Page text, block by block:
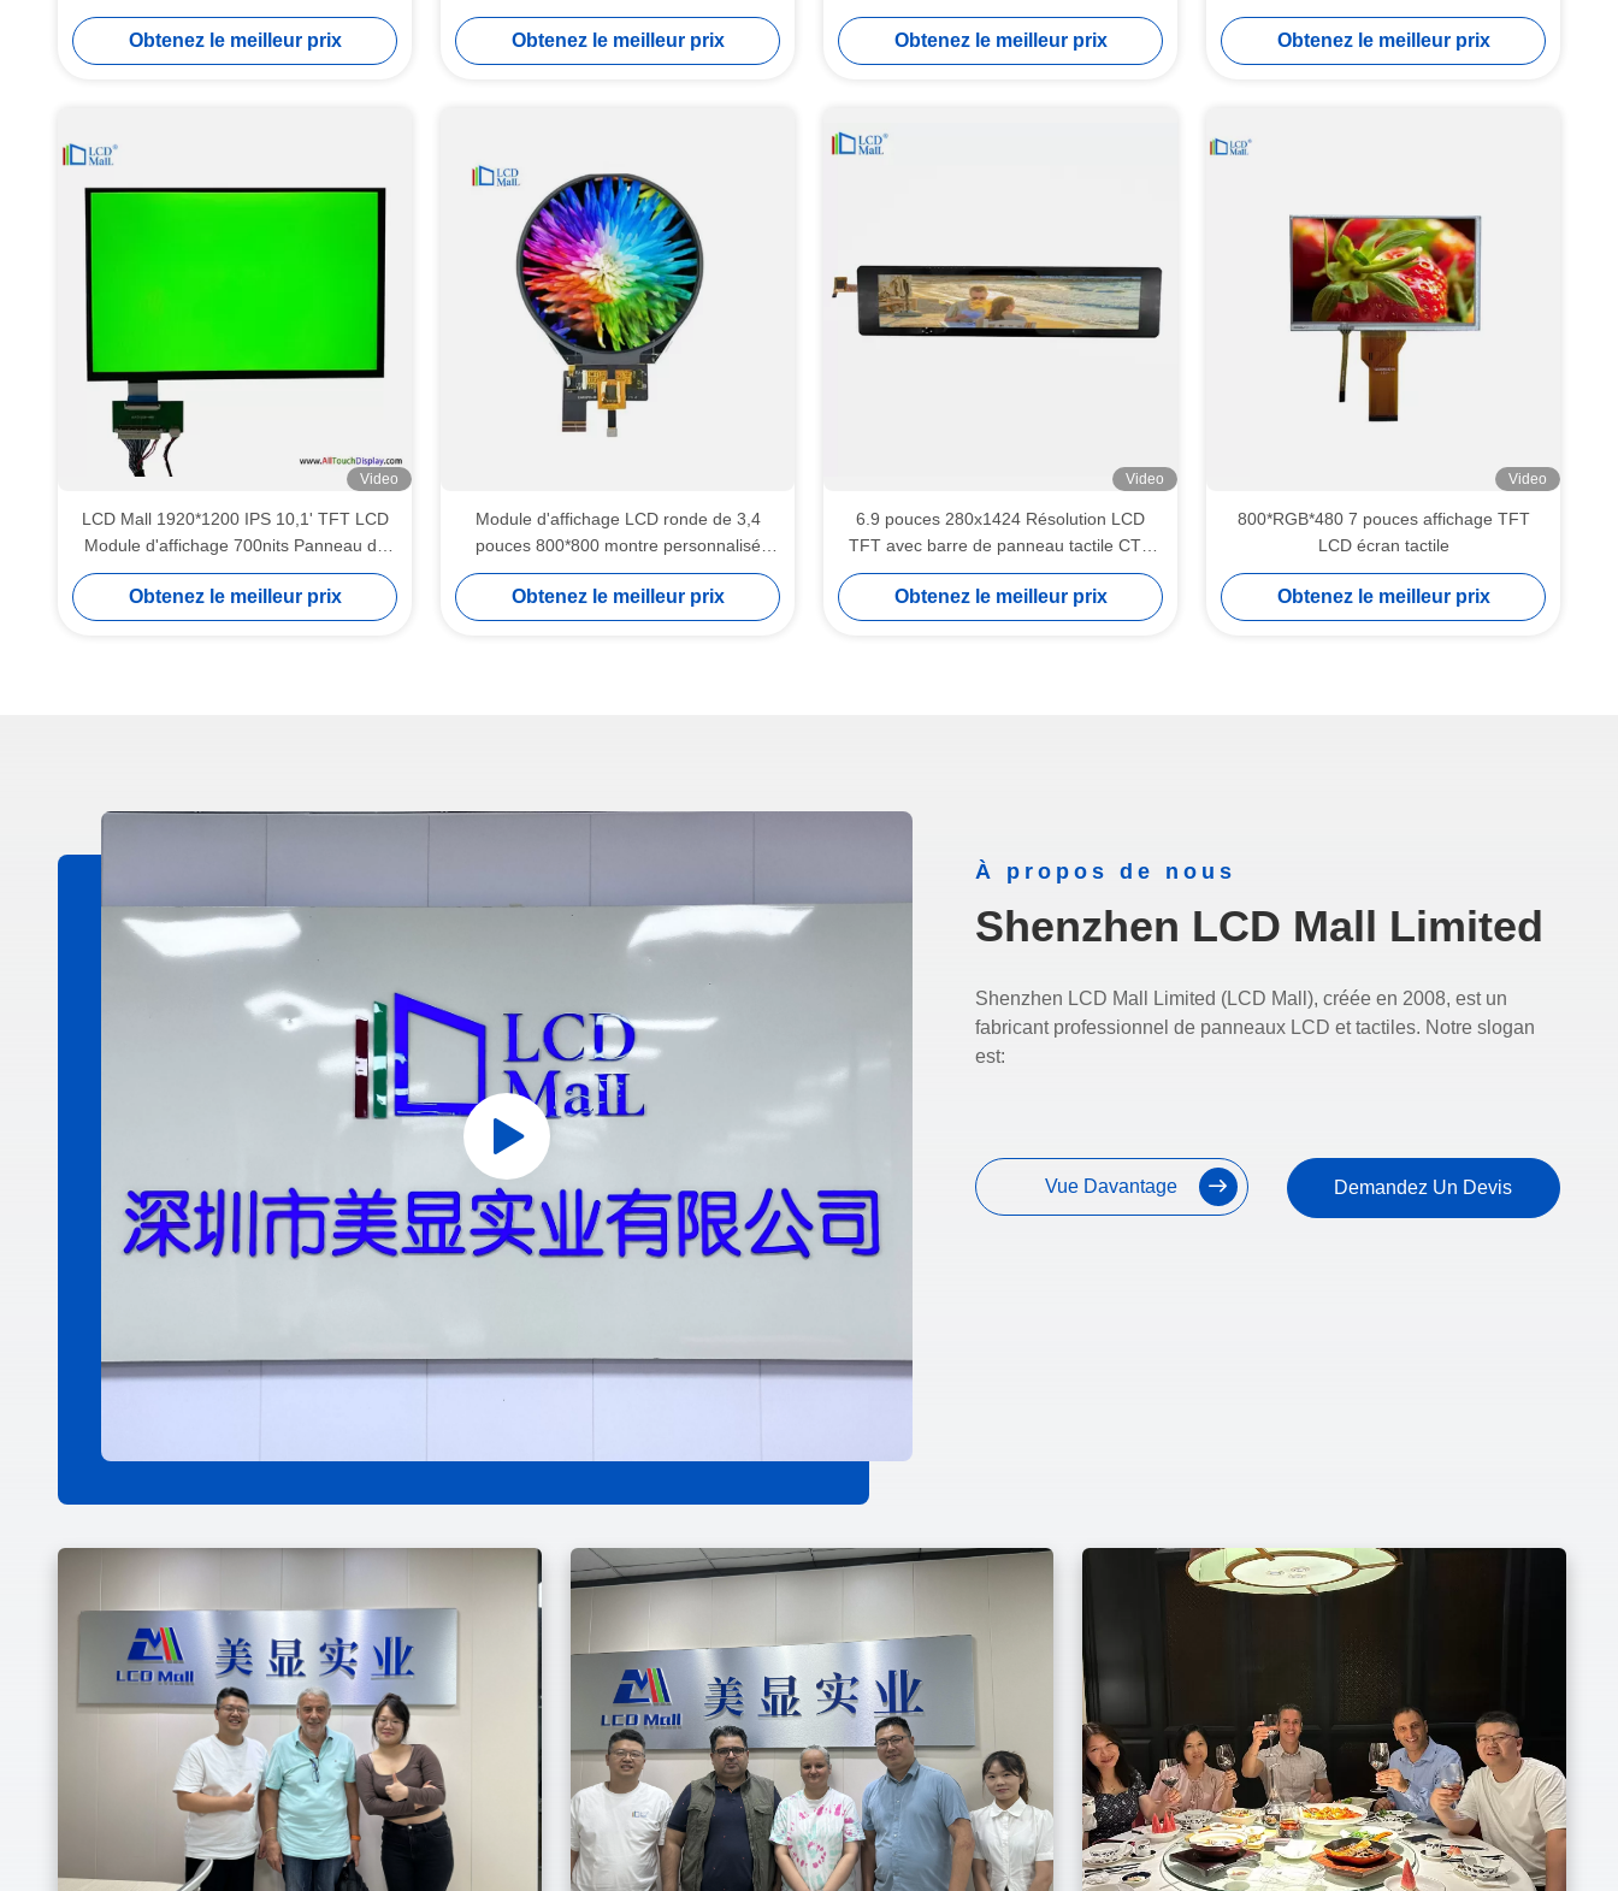
Obtenez le meilleur prix
montre
Obtenez le meilleur prix Obtenez le meilleur prix
luminosité 280cd/m2
Obtenez le meilleur prix
Video
LCD Mall 1920*1200 IPS 10,1' TFT LCD
Module d'affichage 700nits Panneau de
luminosité personnalisé
Obtenez le meilleur prix
Module d'affichage LCD ronde de 3,4
pouces 800*800 montre personnalisé
350cd/m2
Obtenez le meilleur prix
Video
6.9 pouces 280x1424 Résolution LCD
TFT avec barre de panneau tactile CTP
Type 400 luminance
Obtenez le meilleur prix
Video
800*RGB*480 7 pouces affichage TFT
LCD écran tactile
Obtenez le meilleur prix
À propos de nous
Shenzhen LCD Mall Limited
Shenzhen LCD Mall Limited (LCD Mall), créée en 2008, est un
fabricant professionnel de panneaux LCD et tactiles. Notre slogan
est:
Vue Davantage Demandez Un Devis